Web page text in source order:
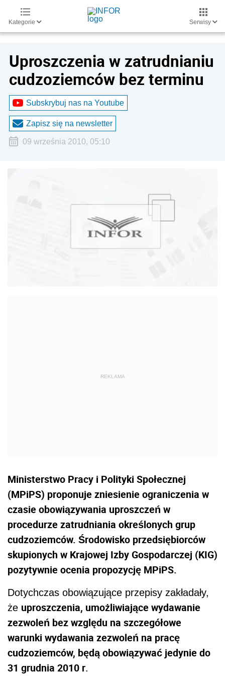
Kategorie Serwisy
Uproszczenia w zatrudnianiu
cudzoziemców bez terminu
Subskrybuj nas na Youtube
Zapisz się na newsletter
09 września 2010, 05:10
Ministerstwo Pracy i Polityki Społecznej
(MPiPS) proponuje zniesienie ograniczenia w
czasie obowiązywania uproszczeń w
procedurze zatrudniania określonych grup
cudzoziemców. Środowisko przedsiębiorców
skupionych w Krajowej Izby Gospodarczej (KIG)
pozytywnie ocenia propozycję MPiPS.
Dotychczas obowiązujące przepisy zakładały,
że uproszczenia, umożliwiające wydawanie
zezwoleń bez względu na szczegółowe
warunki wydawania zezwoleń na pracę
cudzoziemców, będą obowiązywać jedynie do
31 grudnia 2010 r.